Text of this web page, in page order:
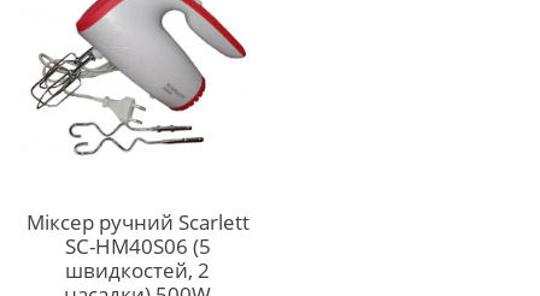
Міксер ручний Scarlett
SC-HM40S06 (5
швидкостей, 2